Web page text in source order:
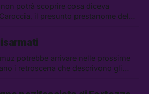
potrà scoprire cosa diceva
il presunto prestanome del
chiederà 36 miliardi di
e Grokipedia è già stata
potrebbe arrivare nelle prossime
i retroscena che descrivono gli
di Ceuta, il boom dei carburanti